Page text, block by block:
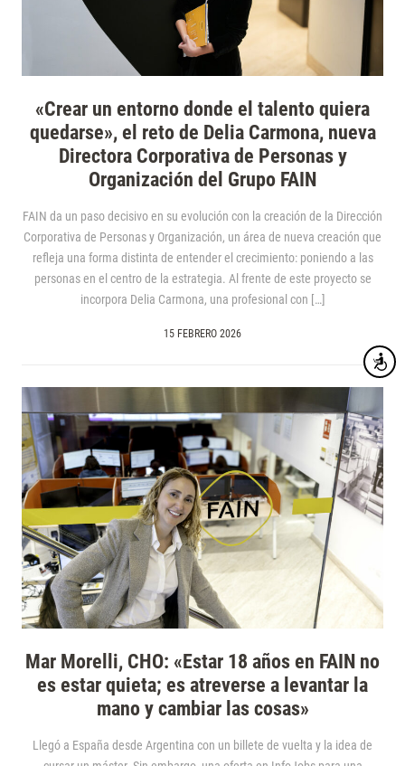
«Crear un entorno donde el talento quiera
quedarse», el reto de Delia Carmona, nueva
Directora Corporativa de Personas y
Organización del Grupo FAIN
FAIN da un paso decisivo en su evolución con la creación de la Dirección
Corporativa de Personas y Organización, un área de nueva creación que
refleja una forma distinta de entender el crecimiento: poniendo a las
personas en el centro de la estrategia. Al frente de este proyecto se
incorpora Delia Carmona, una profesional con […]
15 FEBRERO 2026
Mar Morelli, CHO: «Estar 18 años en FAIN no
es estar quieta; es atreverse a levantar la
mano y cambiar las cosas»
Llegó a España desde Argentina con un billete de vuelta y la idea de